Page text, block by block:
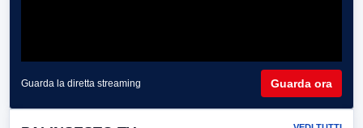
Guarda la diretta streaming Guarda ora